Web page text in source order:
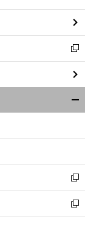
ウ
で
開
く
新
し
い
ウ
ィ
ン
ウ
開
く
新
し
い
ウ
新
し